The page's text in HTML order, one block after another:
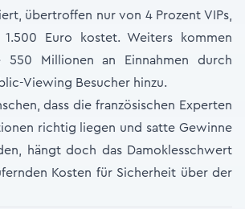
übertroffen nur von 4 Prozent VIPs,
Euro kostet. Weiters kommen
550 Millionen an Einnahmen durch
Viewing Besucher hinzu.
dass die französischen Experten
richtig liegen und satte Gewinne
hängt doch das Damoklesschwert
Kosten für Sicherheit über der